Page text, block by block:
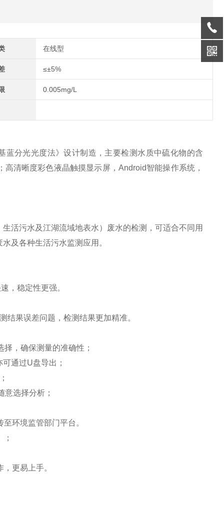
在线型
≤±5%
0.005mg/L
蓝分光光度法》设计制造，主要检测水质中硫化物的含
清晰度彩色液晶触摸显示屏，Android智能操作系统，
活污水及江湖流域地表水）废水的检测，可适合不同用
及各种生活污水监测应用。
，稳定性更强。
结果误差问题，检测结果更加精准。
择，确保测量的准确性；
可通过U盘导出；
意选择分析；
至环境监管部门平台。
；
更易上手。